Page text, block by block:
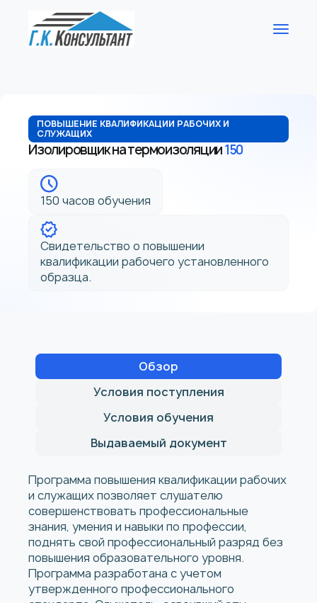
ПОВЫШЕНИЕ КВАЛИФИКАЦИИ РАБОЧИХ И
СЛУЖАЩИХ
Изолировщик на термоизоляции150
150 часов обучения
Свидетельство о повышении
квалификации рабочего установленного
образца.
Обзор
Условия поступления
Условия обучения
Выдаваемый документ
Программа повышения квалификации рабочих
и служащих позволяет слушателю
совершенствовать профессиональные
знания, умения и навыки по профессии,
поднять свой профессиональный разряд без
повышения образовательного уровня.
Программа разработана с учетом
утвержденного профессионального